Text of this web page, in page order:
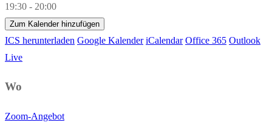
19:30 - 20:00
Zum Kalender hinzufügen
ICS herunterladen Google Kalender iCalendar Office 365 Outlook
Live
Wo
Zoom-Angebot